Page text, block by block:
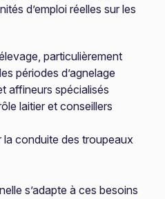
d’emploi réelles sur les
particulièrement
périodes d’agnelage
affineurs spécialisés
laitier et conseillers
la conduite des troupeaux
s’adapte à ces besoins